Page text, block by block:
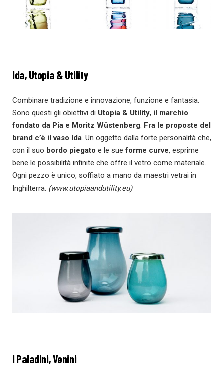
Ida, Utopia & Utility
Combinare tradizione e innovazione, funzione e fantasia.
Sono questi gli obiettivi di Utopia & Utility, il marchio
fondato da Pia e Moritz Wüstenberg Fra le proposte del
brand c’è il vaso Ida . Un oggetto dalla forte personalità che,
con il suo bordo piegato e le sueforme curve, esprime
bene le possibilità infinite che offre il vetro come materiale.
Ogni pezzo è unico, soffiato a mano da maestri vetrai in
Inghilterra. (www.utopiaandutility.eu)
I Paladini, Venini